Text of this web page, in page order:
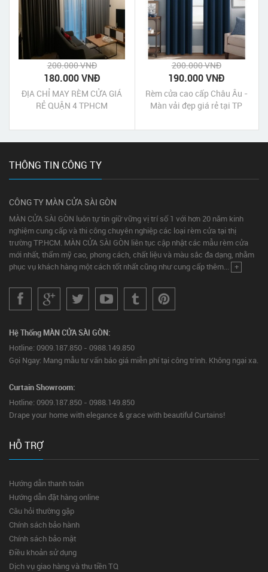
200.000 VNĐ
180.000 VNĐ
ĐỊA CHỈ MAY RÈM CỬA GIÁ
RẺ QUẬN 4 TPHCM
200.000 VNĐ
190.000 VNĐ
Rèm cửa cao cấp Châu Âu -
Màn vải đẹp giá rẻ tại TP
màu lam sẫm
THÔNG TIN CÔNG TY
CÔNG TY MÀN CỬA SÀI GÒN
MÀN CỬA SÀI GÒN luôn tự tin giữ vững vị trí số 1 với hơn 20 năm kinh
nghiệm cung cấp và thi công chuyên nghiệp các loại rèm cửa tại thị
trường TP.HCM. MÀN CỬA SÀI GÒN liên tục cập nhật các mẫu rèm cửa
mới nhất, thẩm mỹ cao, phong cách, chất liệu và màu sắc đa dạng, nhằm
phục vụ khách hàng một cách tốt nhất cũng như cung cấp thêm... +
Hệ Thống MÀN CỬA SÀI GÒN:
Hotline: 0909.187.850 - 0988.149.850
Gọi Ngay: Mang mẫu tư vấn báo giá miễn phí tại công trình. Không ngại xa.
Curtain Showroom:
Hotline: 0909.187.850 - 0988.149.850
Drape your home with elegance & grace with beautiful Curtains!
HỖ TRỢ
Hướng dẫn thanh toán
Hướng dẫn đặt hàng online
Câu hỏi thường gặp
Chính sách bảo hành
Chính sách bảo mật
Điều khoản sử dụng
Dịch vụ giao hàng và thu tiền TQ